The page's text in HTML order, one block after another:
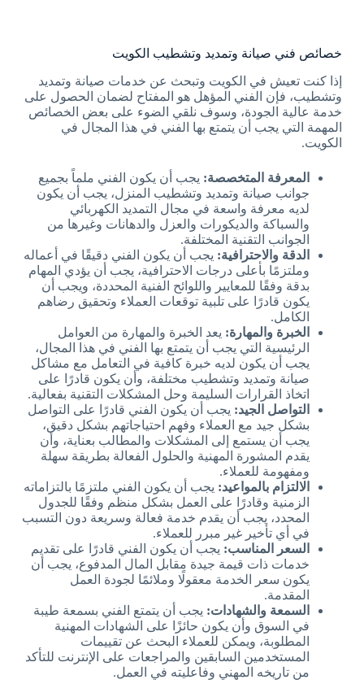
خصائص فني صيانة وتمديد وتشطيب الكويت
إذا كنت تعيش في الكويت وتبحث عن خدمات صيانة وتمديد
وتشطيب، فإن الفني المؤهل هو المفتاح لضمان الحصول على
خدمة عالية الجودة، وسوف نلقي الضوء على بعض الخصائص
المهمة التي يجب أن يتمتع بها الفني في هذا المجال في
الكويت.
المعرفة المتخصصة: يجب أن يكون الفني ملماً بجميع
جوانب صيانة وتمديد وتشطيب المنزل، يجب أن يكون
لديه معرفة واسعة في مجال التمديد الكهربائي
والسباكة والديكورات والعزل والدهانات وغيرها من
الجوانب التقنية المختلفة.
الدقة والاحترافية: يجب أن يكون الفني دقيقًا في أعماله
وملتزمًا بأعلى درجات الاحترافية، يجب أن يؤدي المهام
بدقة وفقًا للمعايير واللوائح الفنية المحددة، ويجب أن
يكون قادرًا على تلبية توقعات العملاء وتحقيق رضاهم
الكامل.
الخبرة والمهارة: يعد الخبرة والمهارة من العوامل
الرئيسية التي يجب أن يتمتع بها الفني في هذا المجال،
يجب أن يكون لديه خبرة كافية في التعامل مع مشاكل
صيانة وتمديد وتشطيب مختلفة، وأن يكون قادرًا على
اتخاذ القرارات السليمة وحل المشكلات التقنية بفعالية.
التواصل الجيد: يجب أن يكون الفني قادرًا على التواصل
بشكل جيد مع العملاء وفهم احتياجاتهم بشكل دقيق،
يجب أن يستمع إلى المشكلات والمطالب بعناية، وأن
يقدم المشورة المهنية والحلول الفعالة بطريقة سهلة
ومفهومة للعملاء.
الالتزام بالمواعيد: يجب أن يكون الفني ملتزمًا بالتزاماته
الزمنية وقادرًا على العمل بشكل منظم وفقًا للجدول
المحدد، يجب أن يقدم خدمة فعالة وسريعة دون التسبب
في أي تأخير غير مبرر للعملاء.
السعر المناسب: يجب أن يكون الفني قادرًا على تقديم
خدمات ذات قيمة جيدة مقابل المال المدفوع، يجب أن
يكون سعر الخدمة معقولًا وملائمًا لجودة العمل
المقدمة.
السمعة والشهادات: يجب أن يتمتع الفني بسمعة طيبة
في السوق وأن يكون حائزًا على الشهادات المهنية
المطلوبة، ويمكن للعملاء البحث عن تقييمات
المستخدمين السابقين والمراجعات على الإنترنت للتأكد
من تاريخه المهني وفاعليته في العمل.